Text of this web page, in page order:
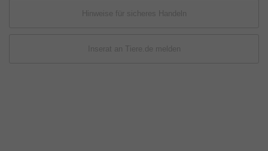
Hinweise für sicheres Handeln
Inserat an Tiere.de melden